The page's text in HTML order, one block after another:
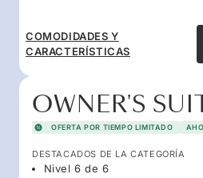
COMODIDADES Y
CARACTERÍSTICAS
OWNER'S
OFERTA POR TIEMPO LIMITADO
DESTACADOS DE LA CATEGORÍA
Nivel 6 de 6